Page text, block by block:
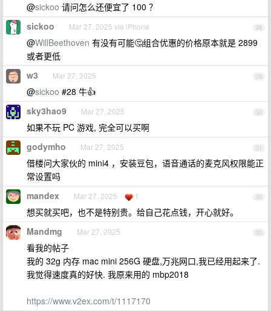
@sickoo 请问怎么还便宜了 100 ？
28
sickoo Mar 27, 2025 via iPhone
@WillBeethoven 有没有可能🤔组合优惠的价格原本就是 2899
或者更低
29
w3 Mar 27, 2025
@sickoo #28 牛👍
30
sky3hao9 Mar 27, 2025
如果不玩 PC 游戏, 完全可以买啊
31
godymho Mar 27, 2025
借楼问大家伙的 mini4 ，安装豆包，语音通话的麦克风权限能正
常设置吗
32
mandex Mar 27, 2025 1
想买就买吧，也不是特别贵。给自己花点钱，开心就好。
33
Mandmg Mar 27, 2025
看我的帖子
我的 32g 内存 mac mini 256G 硬盘,万兆网口,我已经用起来了.
我觉得速度真的好快. 我原来用的 mbp2018
https://www.v2ex.com/t/1117170